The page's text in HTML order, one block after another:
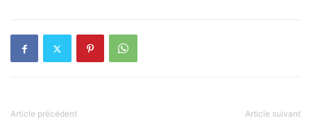
Article précédent Article suivant